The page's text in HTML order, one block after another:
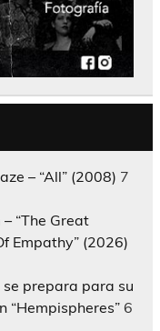
– “All” (2008) 7
“The Great
Empathy” (2026)
prepara para su
“Hempispheres” 6